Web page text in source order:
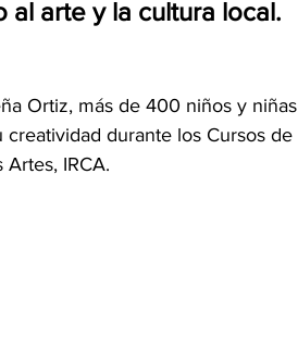
al arte y la cultura local.
Ortiz, más de 400 niños y niñas
durante los Cursos de
IRCA.